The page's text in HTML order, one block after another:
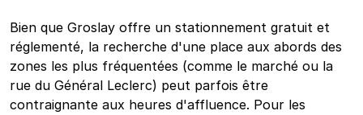
Bien que Groslay offre un stationnement gratuit et
réglementé, la recherche d'une place aux abords des
zones les plus fréquentées (comme le marché ou la
rue du Général Leclerc) peut parfois être
contraignante aux heures d'affluence. Pour les